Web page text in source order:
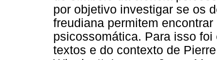
por objetivo investigar se os
freudiana permitem
psicossomática. Para isso
textos e do contexto de